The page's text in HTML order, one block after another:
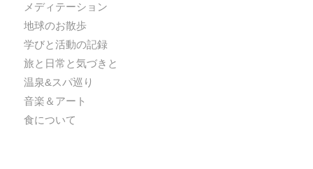
メディテーション
地球のお散歩
学びと活動の記録
旅と日常と気づきと
温泉&スパ巡り
音楽＆アート
食について